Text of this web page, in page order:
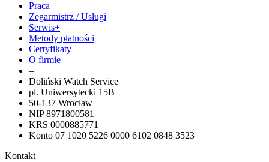
Praca
Zegarmistrz / Usługi
Serwis+
Metody płatności
Certyfikaty
O firmie
–
Doliński Watch Service
pl. Uniwersytecki 15B
50-137 Wrocław
NIP 8971800581
KRS 0000885771
Konto 07 1020 5226 0000 6102 0848 3523
Kontakt